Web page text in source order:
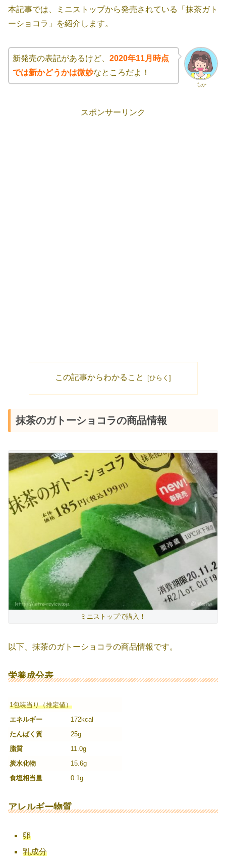
本記事では、ミニストップから発売されている「抹茶ガト
ーショコラ」を紹介します。
もか
新発売の表記があるけど、 2020年11月時点
では新かどうかは微妙なところだよ！
スポンサーリンク
この記事からわかること
抹茶のガトーショコラの商品情報
ミニストップで購入！
以下、抹茶のガトーショコラの商品情報です。
栄養成分表
1包装当り（推定値）
エネルギー
172kcal
たんぱく質
25g
脂質
11.0g
炭水化物
15.6g
食塩相当量
0.1g
アレルギー物質
卵
乳成分